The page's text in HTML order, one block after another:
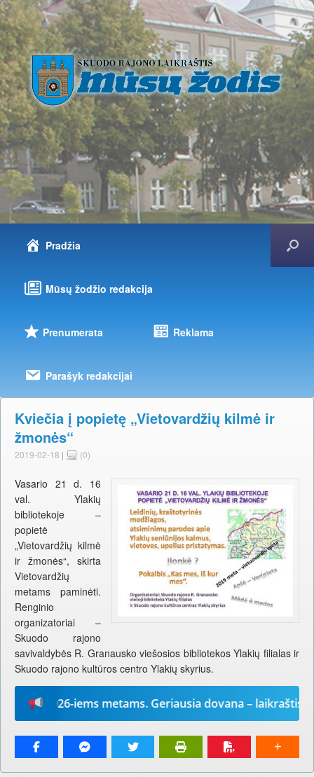
Pradžia
Mūsų žodžio redakcija
Prenumerata Reklama
Parašyk redakcijai
Kviečia į popietę „Vietovardžių kilmė ir
žmonės“
2019-02-18 | (0)
Vasario 21 d. 16
val. Ylakių
bibliotekoje –
popietė
„Vietovardžių kilmė
ir žmonės“, skirta
Vietovardžių
metams paminėti.
Renginio
organizatoriai –
Skuodo rajono
savivaldybės R. Granausko viešosios bibliotekos Ylakių filialas ir
Skuodo rajono kultūros centro Ylakių skyrius.
2026-iems metams. Geriausia dovana – laikraštis!